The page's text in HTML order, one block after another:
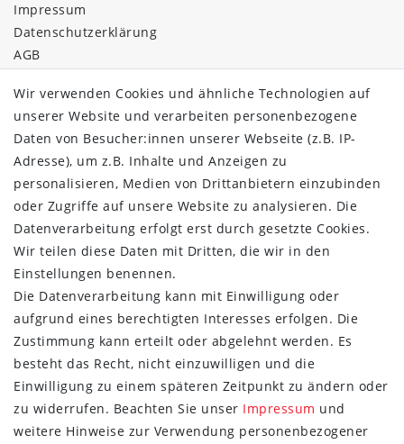
Impressum
Daten­schutz­erklärung
AGB
Widerrufs­recht
Kontakt
Vertrag widerrufen
ÜBER UNS
Montage in Maintal / Hessen
Täglicher Versand mit DHL
Versandkostenfrei ab 20€
Same-Day Versand bei Zahlungseingang bis 13:00 Uhr
ZAHLUNG & VERSAND
UNSER VERSPRECHEN
Wir verwenden Cookies und ähnliche Technologien auf
unserer Website und verarbeiten personenbezogene
Daten von Besucher:innen unserer Webseite (z.B. IP-
Adresse), um z.B. Inhalte und Anzeigen zu
personalisieren, Medien von Drittanbietern einzubinden
oder Zugriffe auf unsere Website zu analysieren. Die
Datenverarbeitung erfolgt erst durch gesetzte Cookies.
Wir teilen diese Daten mit Dritten, die wir in den
Einstellungen benennen.
Die Datenverarbeitung kann mit Einwilligung oder
aufgrund eines berechtigten Interesses erfolgen. Die
Zustimmung kann erteilt oder abgelehnt werden. Es
besteht das Recht, nicht einzuwilligen und die
Einwilligung zu einem späteren Zeitpunkt zu ändern oder
zu widerrufen. Beachten Sie unser Impressum und
weitere Hinweise zur Verwendung personenbezogener